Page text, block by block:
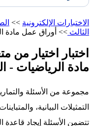
الاختبارات الإلكترونية >>
الثالث >> أوراق عمل مادة
اختبار اختيار من
مادة الرياضيات -
مجموعة من الأسئلة
التمثيلات البيانية، والمتباينات.
تتضمن الأسئلة إيجاد